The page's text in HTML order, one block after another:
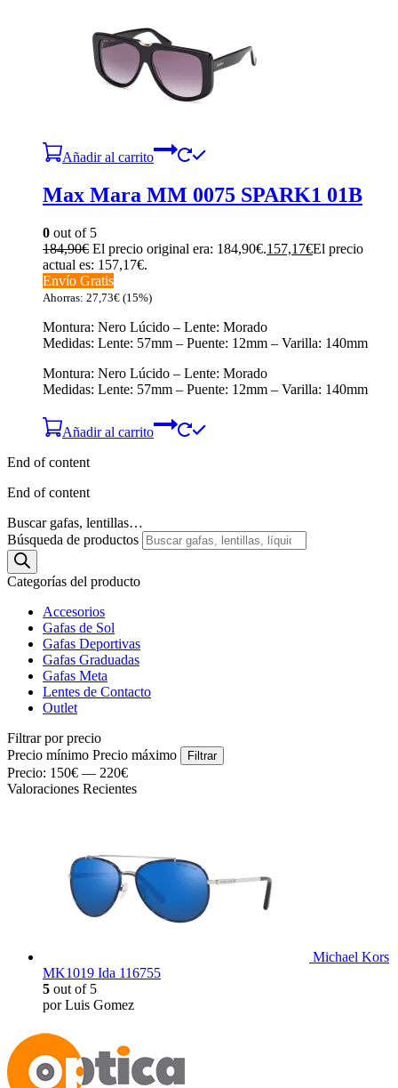
Añadir al carrito
Max Mara MM 0075 SPARK1 01B
0 out of 5
184,90€ El precio original era: 184,90€.157,17€El precio
actual es: 157,17€.
Envío Gratis
Ahorras: 27,73€ (15%)
Montura: Nero Lúcido – Lente: Morado
Medidas: Lente: 57mm – Puente: 12mm – Varilla: 140mm
Montura: Nero Lúcido – Lente: Morado
Medidas: Lente: 57mm – Puente: 12mm – Varilla: 140mm
Añadir al carrito
End of content
End of content
Buscar gafas, lentillas…
Búsqueda de productos
Categorías del producto
Accesorios
Gafas de Sol
Gafas Deportivas
Gafas Graduadas
Gafas Meta
Lentes de Contacto
Outlet
Filtrar por precio
Precio mínimo Precio máximo Filtrar
Precio: 150€ — 220€
Valoraciones Recientes
Michael Kors
MK1019 Ida 116755
5 out of 5
por Luis Gomez